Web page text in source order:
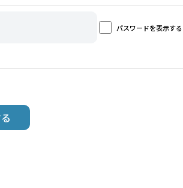
パスワードを表示する